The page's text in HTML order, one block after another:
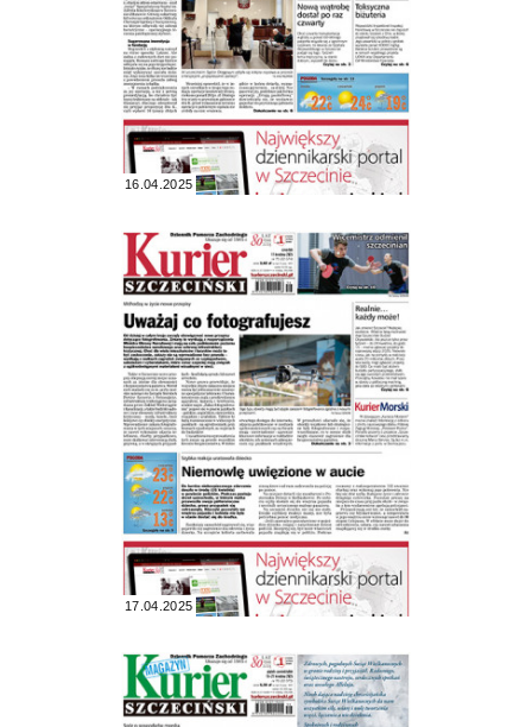
16.04.2025
17.04.2025